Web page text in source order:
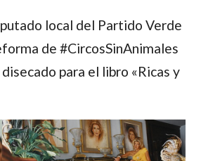
local del Partido Verde
de #CircosSinAnimales
para el libro «Ricas y